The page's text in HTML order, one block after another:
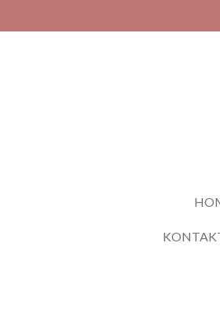
Hauptinhalt